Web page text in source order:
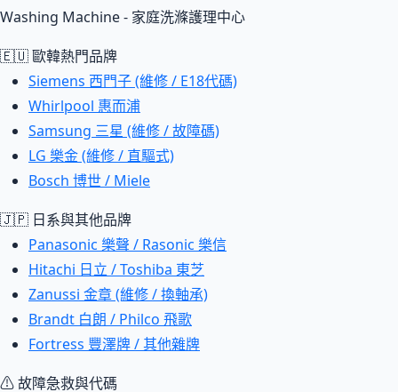
Washing Machine - 家庭洗滌護理中心
🇪🇺 歐韓熱門品牌
Siemens 西門子 (維修 / E18代碼)
Whirlpool 惠而浦
Samsung 三星 (維修 / 故障碼)
LG 樂金 (維修 / 直驅式)
Bosch 博世 / Miele
🇯🇵 日系與其他品牌
Panasonic 樂聲 / Rasonic 樂信
Hitachi 日立 / Toshiba 東芝
Zanussi 金章 (維修 / 換軸承)
Brandt 白朗 / Philco 飛歌
Fortress 豐澤牌 / 其他雜牌
⚠ 故障急救與代碼